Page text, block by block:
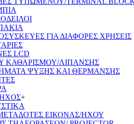
ΓΙΑ ΔΙΑΦΟΡΕΣ ΧΡΗΣΕΙΣ
LCD
ΚΑΘΑΡΙΣΜΟΥ/ΛΙΠΑΝΣΗΣ
ΨΥΞΗΣ ΚΑΙ ΘΕΡΜΑΝΣΗΣ
+
ΕΙΚΟΝΑΣ/ΗΧΟΥ